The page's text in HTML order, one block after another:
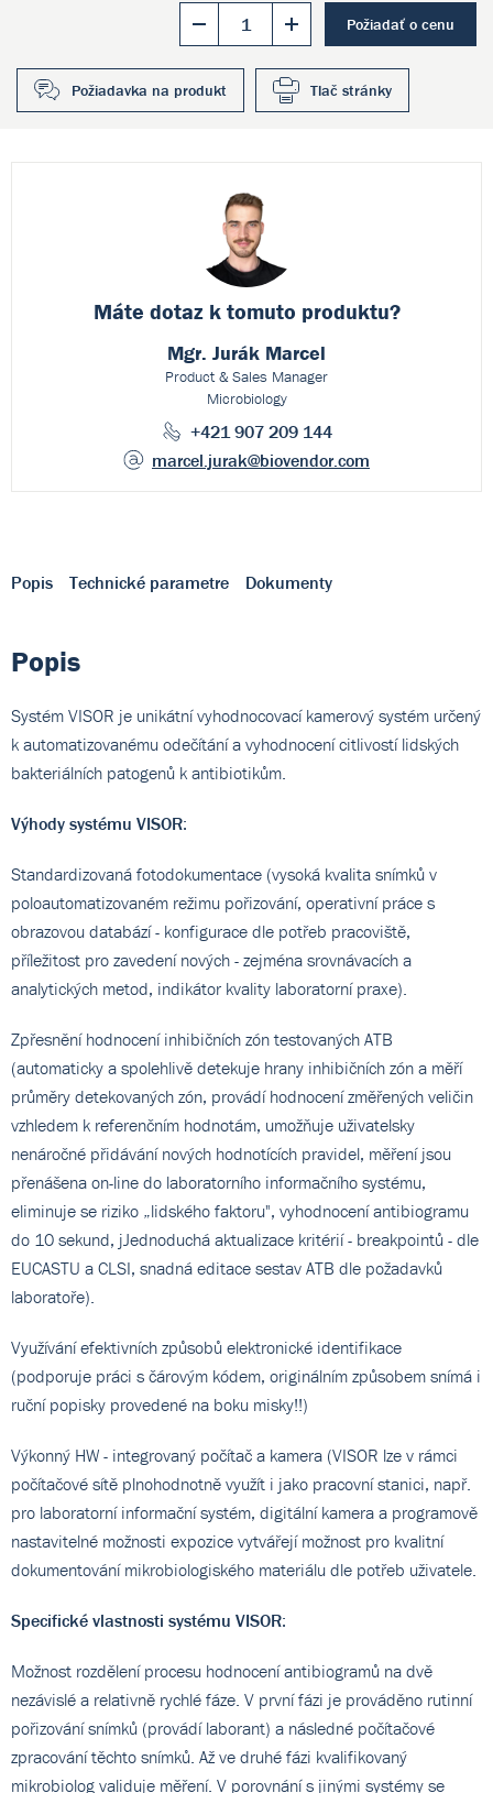
Požiadať o cenu
Požiadavka na produkt Tlač stránky
Máte dotaz k tomuto produktu?
Mgr. Jurák Marcel
Product & Sales Manager
Microbiology
+421 907 209 144
marcel.jurak@biovendor.com
Popis Technické parametre Dokumenty
Popis
Systém VISOR je unikátní vyhodnocovací kamerový systém určený
k automatizovanému odečítání a vyhodnocení citlivostí lidských
bakteriálních patogenů k antibiotikům.
Výhody systému VISOR:
Standardizovaná fotodokumentace (vysoká kvalita snímků v
poloautomatizovaném režimu pořizování, operativní práce s
obrazovou databází - konfigurace dle potřeb pracoviště,
příležitost pro zavedení nových - zejména srovnávacích a
analytických metod, indikátor kvality laboratorní praxe).
Zpřesnění hodnocení inhibičních zón testovaných ATB
(automaticky a spolehlivě detekuje hrany inhibičních zón a měří
průměry detekovaných zón, provádí hodnocení změřených veličin
vzhledem k referenčním hodnotám, umožňuje uživatelsky
nenáročné přidávání nových hodnotících pravidel, měření jsou
přenášena on-line do laboratorního informačního systému,
eliminuje se riziko „lidského faktoru", vyhodnocení antibiogramu
do 10 sekund, jJednoduchá aktualizace kritérií - breakpointů - dle
EUCASTU a CLSI, snadná editace sestav ATB dle požadavků
laboratoře).
Využívání efektivních způsobů elektronické identifikace
(podporuje práci s čárovým kódem, originálním způsobem snímá i
ruční popisky provedené na boku misky!!)
Výkonný HW - integrovaný počítač a kamera (VISOR lze v rámci
počítačové sítě plnohodnotně využít i jako pracovní stanici, např.
pro laboratorní informační systém, digitální kamera a programově
nastavitelné možnosti expozice vytvářejí možnost pro kvalitní
dokumentování mikrobiologiského materiálu dle potřeb uživatele.
Specifické vlastnosti systému VISOR:
Možnost rozdělení procesu hodnocení antibiogramů na dvě
nezávislé a relativně rychlé fáze. V první fázi je prováděno rutinní
pořizování snímků (provádí laborant) a následné počítačové
zpracování těchto snímků. Až ve druhé fázi kvalifikovaný
mikrobiolog validuje měření. V porovnání s jinými systémy se